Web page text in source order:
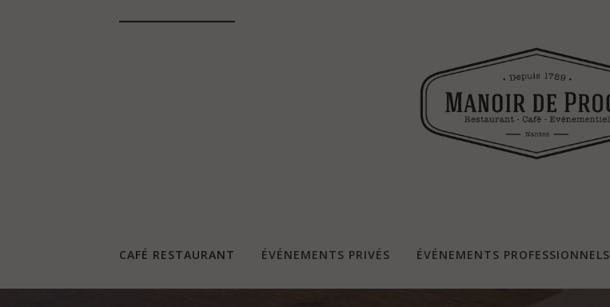
CAFÉ RESTAURANT ÉVÉNEMENTS PRIVÉS ÉVÉNEMENTS PROFESSIONNELS